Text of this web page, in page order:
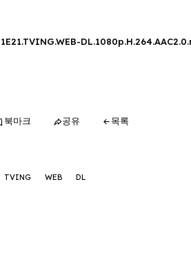
북마크 공유 목록
TVING WEB DL